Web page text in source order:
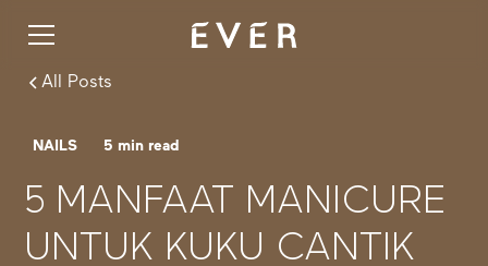
All Posts
NAILS 5 min read
5 MANFAAT MANICURE
UNTUK KUKU CANTIK